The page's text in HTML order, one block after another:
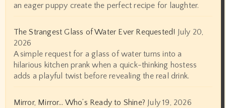
an eager puppy create the perfect recipe for laughter.
The Strangest Glass of Water Ever Requested! July 20,
2026
A simple request for a glass of water turns into a
hilarious kitchen prank when a quick-thinking hostess
adds a playful twist before revealing the real drink.
Mirror, Mirror… Who’s Ready to Shine? July 19, 2026